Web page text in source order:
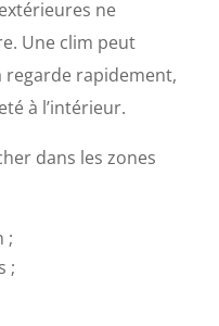
ne
Une clim peut
rapidement,
à l’intérieur.
dans les zones
;
;